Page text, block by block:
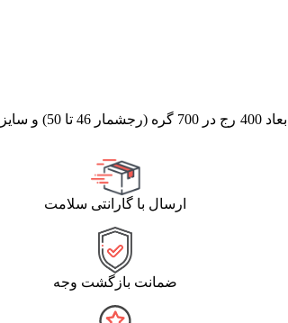
(رجشمار 46 تا 50 )
ارسال با گارانتی سلامت
ضمانت بازگشت وجه